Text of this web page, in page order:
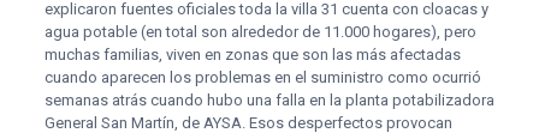
explicaron fuentes oficiales toda la villa 31 cuenta con cloacas y
agua potable (en total son alrededor de 11.000 hogares), pero
muchas familias, viven en zonas que son las más afectadas
cuando aparecen los problemas en el suministro como ocurrió
semanas atrás cuando hubo una falla en la planta potabilizadora
General San Martín, de AYSA. Esos desperfectos provocan